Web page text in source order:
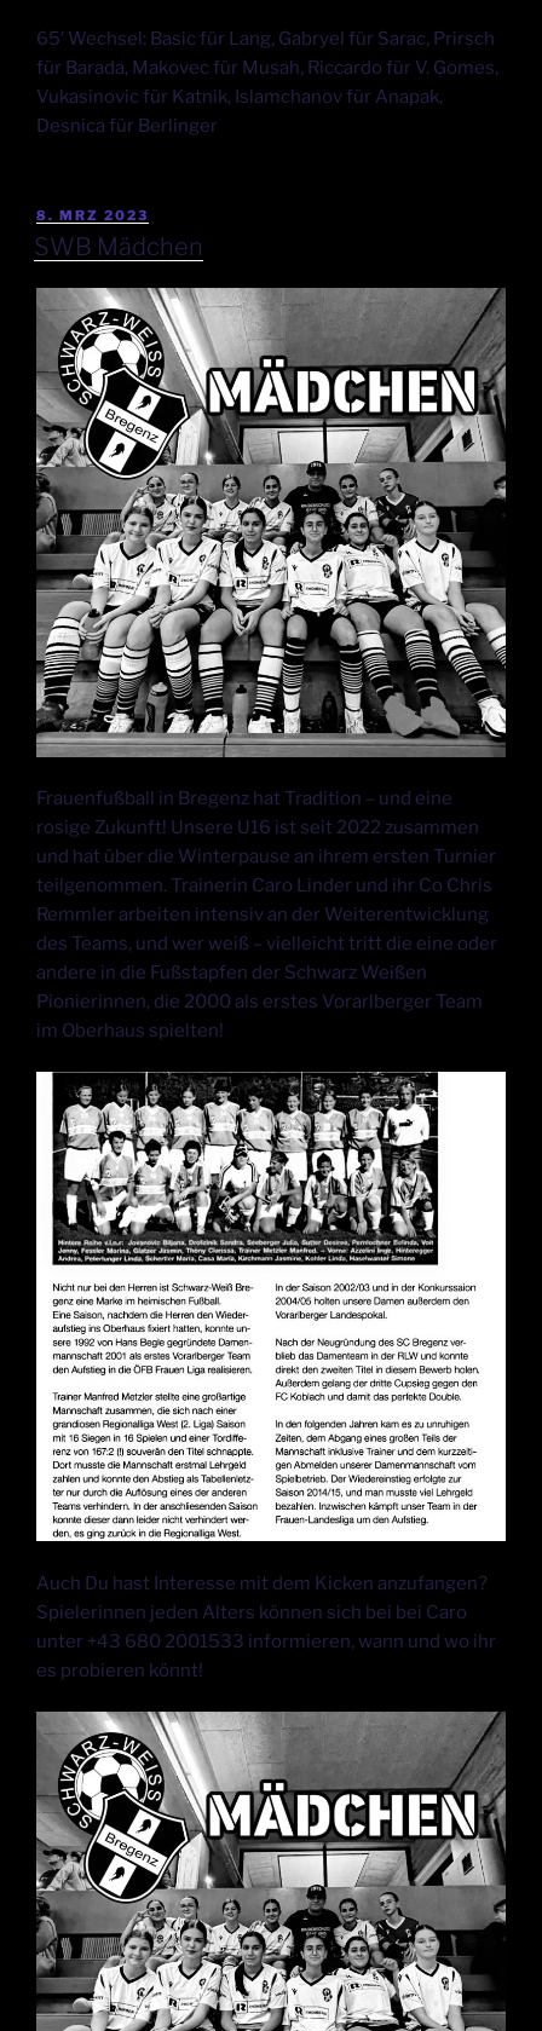
65′ Wechsel: Basic für Lang, Gabryel für Sarac, Prirsch
für Barada, Makovec für Musah, Riccardo für V. Gomes,
Vukasinovic für Katnik, Islamchanov für Anapak,
Desnica für Berlinger
8. MRZ 2023
SWB Mädchen
Frauenfußball in Bregenz hat Tradition – und eine
rosige Zukunft! Unsere U16 ist seit 2022 zusammen
und hat über die Winterpause an ihrem ersten Turnier
teilgenommen. Trainerin Caro Linder und ihr Co Chris
Remmler arbeiten intensiv an der Weiterentwicklung
des Teams, und wer weiß – vielleicht tritt die eine oder
andere in die Fußstapfen der Schwarz Weißen
Pionierinnen, die 2000 als erstes Vorarlberger Team
im Oberhaus spielten!
Auch Du hast Interesse mit dem Kicken anzufangen?
Spielerinnen jeden Alters können sich bei bei Caro
unter +43 680 2001533 informieren, wann und wo ihr
es probieren könnt!